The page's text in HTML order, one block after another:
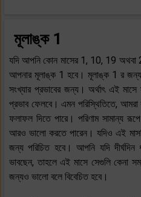
মূলাঙ্ক 1
যদি আপনি কোন মাসের 1, 10, 19 অথবা
আপনার মূলাঙ্ক 1 হবে। মূলাঙ্ক 1 র
সংখ্যার প্রভাবের জন্য। অর্থাৎ এই মাসে
প্রভাব ফেলবে। এমন পরিস্থিতিতে, আমরা
ফলাফল দিতে পারে। পরিণাম সামান্য
আরও ভালো করতে পারেন। যদিও এই
জন্য পরিচিত হবে। আপনি যদি দীর্ঘদিন
ভাবছেন, তাহলে এই মাসে সেগুলি কেনা
জন্যও ভালো বলে বিবেচিত হবে।